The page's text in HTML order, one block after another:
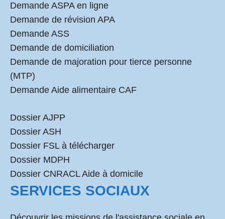
Demande ASPA en ligne
Demande de révision APA
Demande ASS
Demande de domiciliation
Demande de majoration pour tierce personne
(MTP)
Demande Aide alimentaire CAF
Dossier AJPP
Dossier ASH
Dossier FSL à télécharger
Dossier MDPH
Dossier CNRACL Aide à domicile
SERVICES SOCIAUX